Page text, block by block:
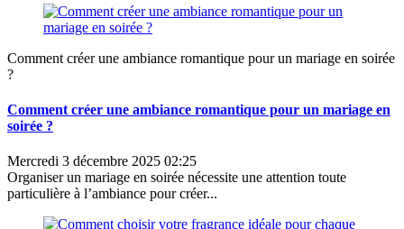
Comment créer une ambiance romantique pour un mariage en soirée
?
Comment créer une ambiance romantique pour un mariage en
soirée ?
Mercredi 3 décembre 2025 02:25
Organiser un mariage en soirée nécessite une attention toute
particulière à l’ambiance pour créer...